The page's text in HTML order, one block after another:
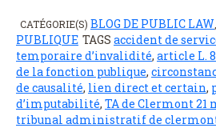
CATÉGORIE(S) BLOG DE PUBLIC LAW
PUBLIQUE TAGS accident de
temporaire d’invalidité, article L.
de la fonction publique,
de causalité, lien direct et certain,
d’imputabilité, TA de Clermont 21
tribunal administratif de